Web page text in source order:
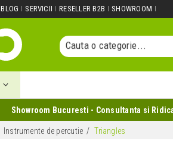
BLOG SERVICII RESELLER B2B SHOWROOM
Cauta un produs...
Cauta un producator...
Showroom Bucuresti - Consultanta si
Instrumente de percutie Triangles